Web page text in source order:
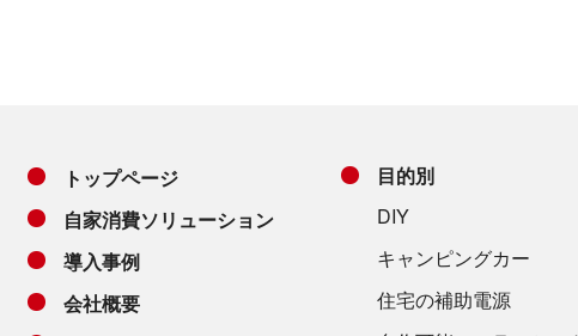
トップページ
自家消費ソリューション
導入事例
会社概要
目的別
DIY
キャンピングカー
住宅の補助電源